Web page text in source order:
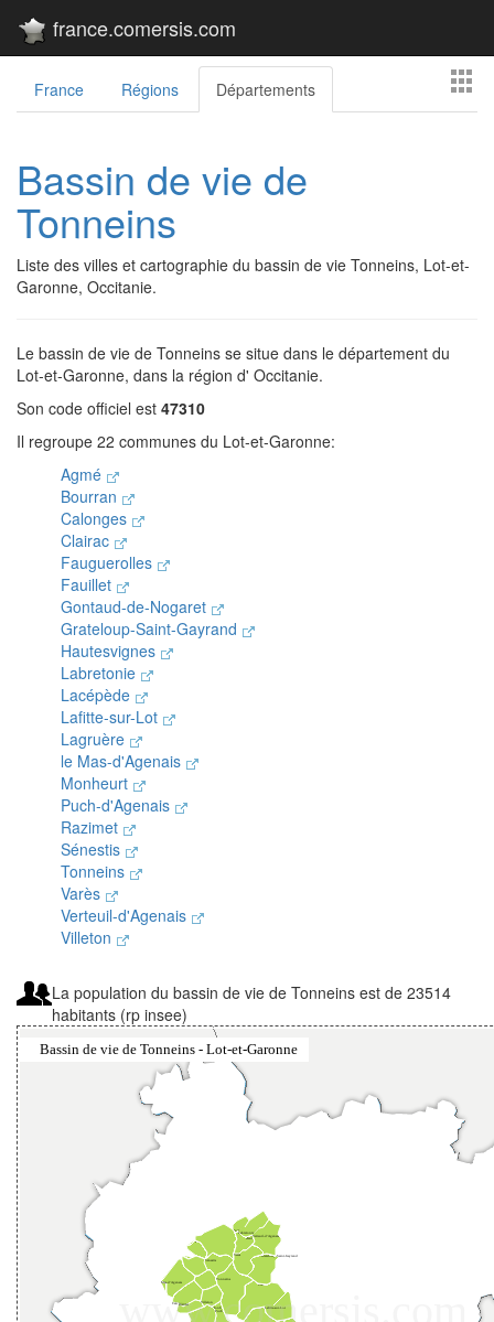
france.comersis.com
France Régions Départements
Bassin de vie de
Tonneins
Liste des villes et cartographie du bassin de vie Tonneins, Lot-et-
Garonne, Occitanie.
Le bassin de vie de Tonneins se situe dans le département du
Lot-et-Garonne, dans la région d' Occitanie.
Son code officiel est 47310
Il regroupe 22 communes du Lot-et-Garonne:
Agmé
Bourran
Calonges
Clairac
Fauguerolles
Fauillet
Gontaud-de-Nogaret
Grateloup-Saint-Gayrand
Hautesvignes
Labretonie
Lacépède
Lafitte-sur-Lot
Lagruère
le Mas-d'Agenais
Monheurt
Puch-d'Agenais
Razimet
Sénestis
Tonneins
Varès
Verteuil-d'Agenais
Villeton
La population du bassin de vie de Tonneins est de 23514
habitants (rp insee)